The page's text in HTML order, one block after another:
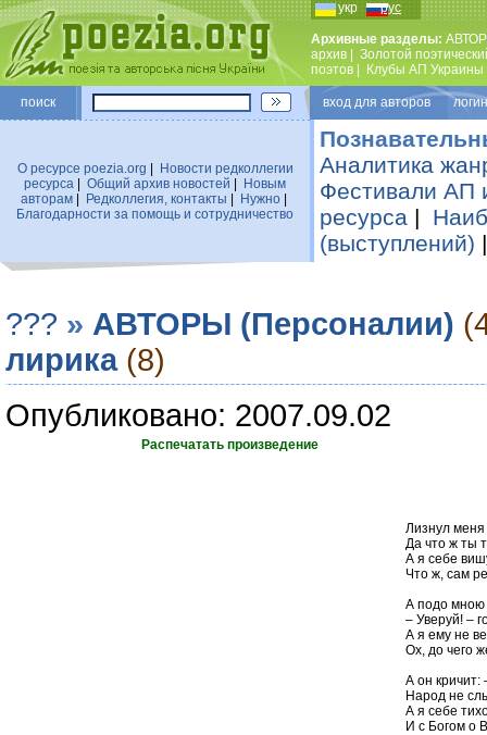
укр рус
Архивные разделы:
архив
Золотой
поэтов
Клубы АП Украины
поиск вход для авторов
О ресурсе poezia.org
Новости редколлегии
ресурса
Общий архив новостей
Новым
авторам| Редколлегия, контакты Нужно|
Благодарности за помощь и сотрудничество
Аналитика
Фестивали АП
ресурса |
(выступлений)
??? » АВТОРЫ (Персоналии)
лирика (8)
Опубликовано: 2007.09.02
Распечатать произведение
Лизнул
Да что ж ты
А я себе
Что ж, сам
А подо мною
– Уверуй! –
А я ему не
Ох, до чего
А он кричит:
Народ не
А я себе
И с Богом о